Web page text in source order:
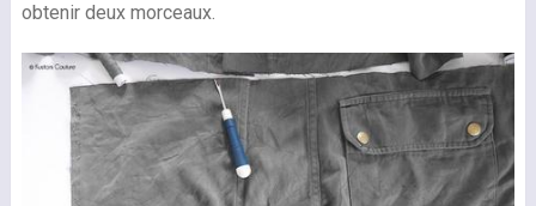
obtenir deux morceaux.